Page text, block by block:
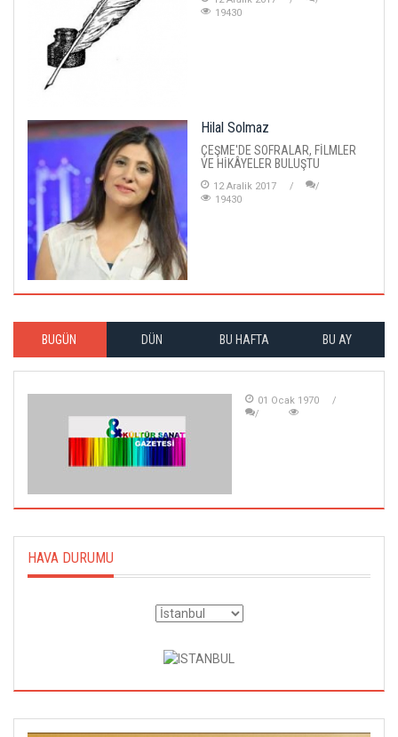
19430
Hilal Solmaz
ÇEŞME'DE SOFRALAR, FİLMLER
VE HİKÂYELER BULUŞTU
12 Aralik 2017
19430
BUGÜN DÜN BU HAFTA BU AY
01 Ocak 1970
HAVA DURUMU